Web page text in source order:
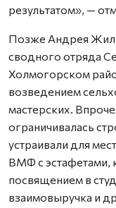
результатом», —
Позже Андрея
сводного отряда
Холмогорском
возведением
мастерских.
ограничивалась
устраивали для
ВМФ с эстафетами,
посвящением в
взаимовыручка и